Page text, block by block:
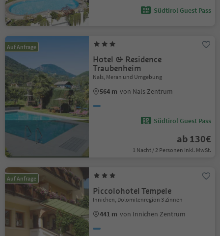
Südtirol Guest Pass
Auf Anfrage
Hotel & Residence
Traubenheim
Nals, Meran und Umgebung
564 m von Nals Zentrum
Südtirol Guest Pass
ab 130€
1 Nacht / 2 Personen Inkl. MwSt.
Auf Anfrage
Piccolohotel Tempele
Innichen, Dolomitenregion 3 Zinnen
441 m von Innichen Zentrum